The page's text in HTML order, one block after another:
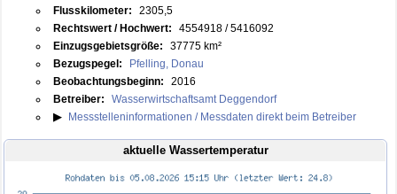
Flusskilometer:
2305,5
Rechtswert / Hochwert:
4554918 / 5416092
Einzugsgebietsgröße:
37775 km²
Bezugspegel:
Pfelling, Donau
Beobachtungsbeginn:
2016
Betreiber:
Wasserwirtschaftsamt Deggendorf
▶ Messstelleninformationen / Messdaten direkt beim Betreiber
aktuelle Wassertemperatur